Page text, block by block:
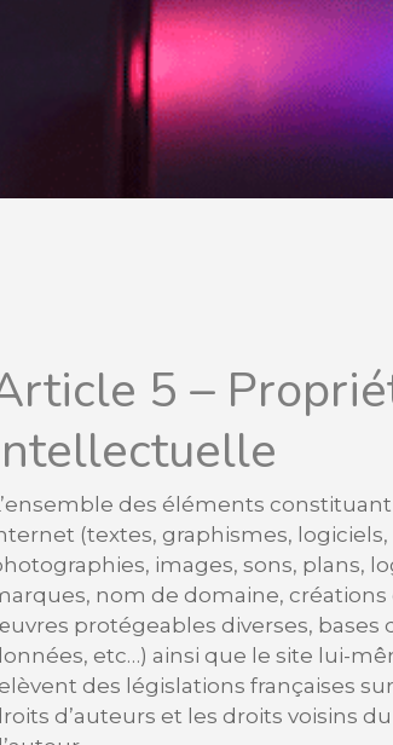
5 –
des éléments
(textes, graphismes, logiciels,
images, sons, plans,
nom de domaine, créations
protégeables diverses, bases
etc…) ainsi que le site lui-
des législations françaises
d’auteurs et les droits voisins